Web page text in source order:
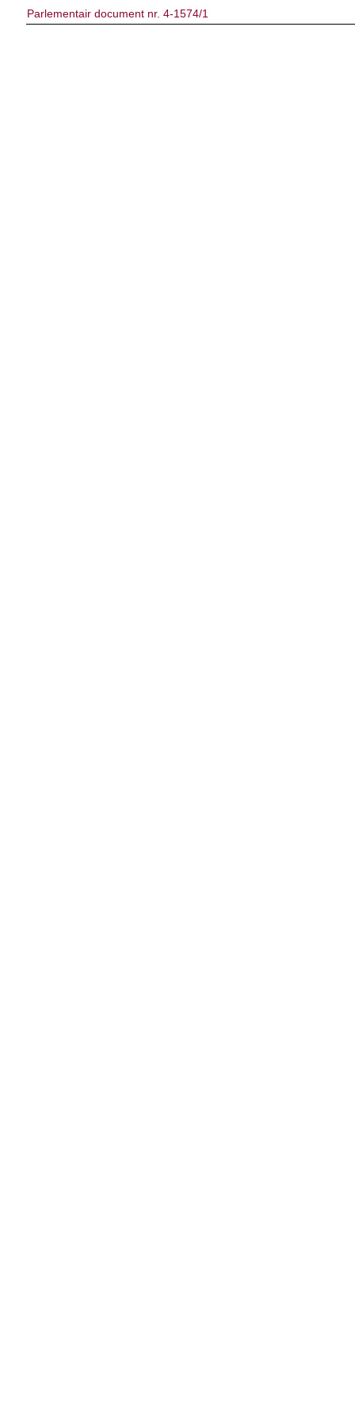
Parlementair document nr. 4-1574/1